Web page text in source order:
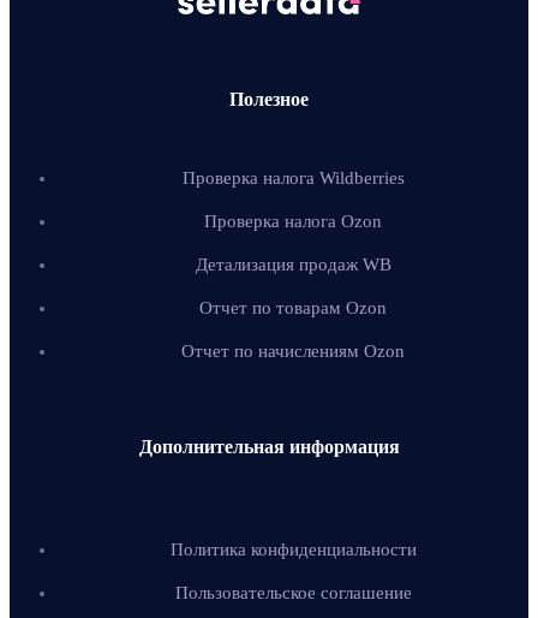
Полезное
Проверка налога Wildberries
Проверка налога Ozon
Детализация продаж WB
Отчет по товарам Ozon
Отчет по начислениям Ozon
Дополнительная информация
Политика конфиденциальности
Пользовательское соглашение